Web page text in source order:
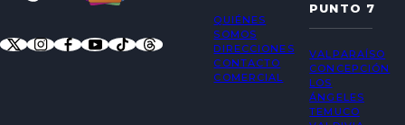
QUIÉNES
SOMOS
DIRECCIONES
CONTACTO
COMERCIAL
PUNTO 7
VALPARAÍSO
CONCEPCIÓN
LOS
ÁNGELES
TEMUCO